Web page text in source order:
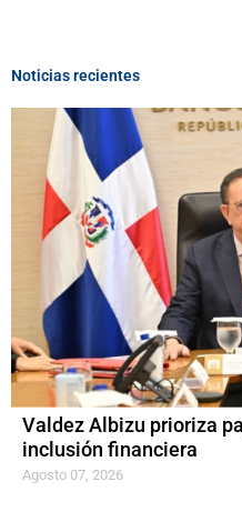
Noticias recientes
Valdez Albizu prioriza
inclusión financiera
Agosto 07, 2026